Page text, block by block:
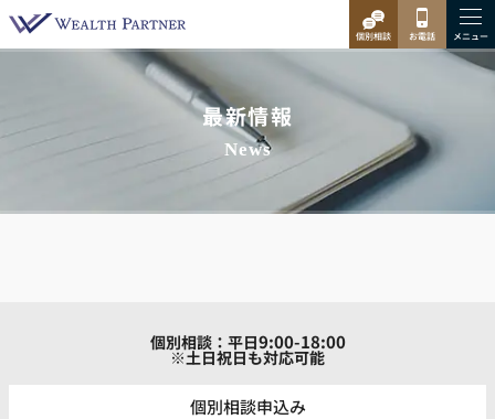
最新情報
News
個別相談：平日9:00-18:00
※土日祝日も対応可能
個別相談申込み